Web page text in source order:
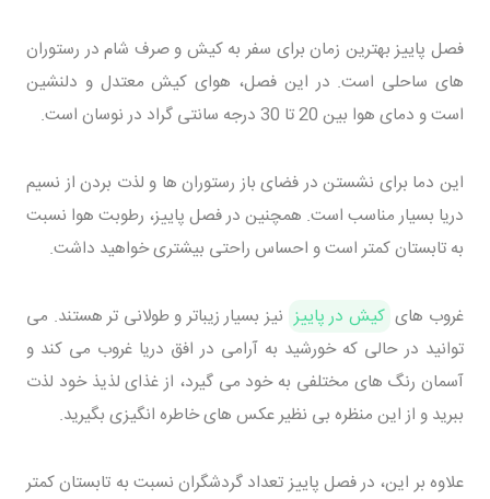
فصل پاییز بهترین زمان برای سفر به کیش و صرف شام در رستوران
های ساحلی است. در این فصل، هوای کیش معتدل و دلنشین
است و دمای هوا بین 20 تا 30 درجه سانتی گراد در نوسان است.
این دما برای نشستن در فضای باز رستوران ها و لذت بردن از نسیم
دریا بسیار مناسب است. همچنین در فصل پاییز، رطوبت هوا نسبت
به تابستان کمتر است و احساس راحتی بیشتری خواهید داشت.
غروب های کیش در پاییز نیز بسیار زیباتر و طولانی تر هستند. می
توانید در حالی که خورشید به آرامی در افق دریا غروب می کند و
آسمان رنگ های مختلفی به خود می گیرد، از غذای لذیذ خود لذت
ببرید و از این منظره بی نظیر عکس های خاطره انگیزی بگیرید.
علاوه بر این، در فصل پاییز تعداد گردشگران نسبت به تابستان کمتر